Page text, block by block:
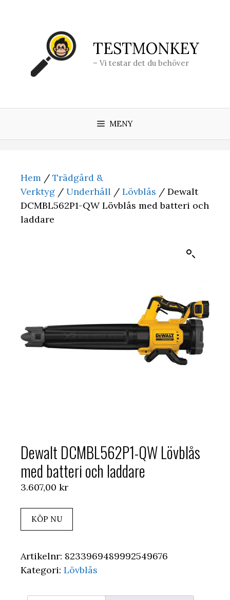
TESTMONKEY
– Vi testar det du behöver
MENY
Hem / Trädgård &
Verktyg / Underhåll / Lövblås / Dewalt
DCMBL562P1-QW Lövblås med batteri och
laddare
Dewalt DCMBL562P1-QW Lövblås
med batteri och laddare
3.607,00 kr
KÖP NU
Artikelnr: 8233969489992549676
Kategori: Lövblås